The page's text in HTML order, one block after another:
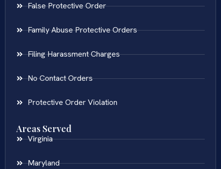
False Protective Order
Family Abuse Protective Orders
Filing Harassment Charges
No Contact Orders
Protective Order Violation
Areas Served
Virginia
Maryland